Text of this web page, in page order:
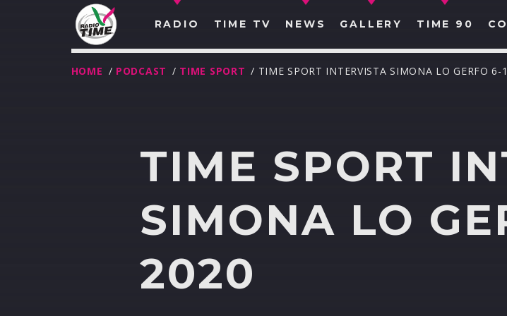
RADIO TIME TV NEWS GALLERY TIME 90
CERCA NEL
HOME / PODCAST / TIME SPORT / TIME SPORT INTERVISTA SIMONA LO GERFO 6-
TIME SPORT
SIMONA LO
2020